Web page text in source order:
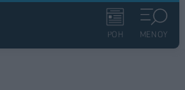
ΡΟΗ ΜΕΝΟΥ